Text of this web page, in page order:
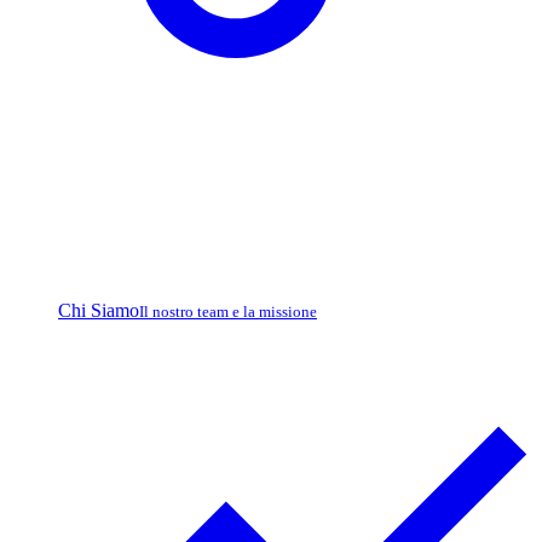
Chi SiamoIl nostro team e la missione